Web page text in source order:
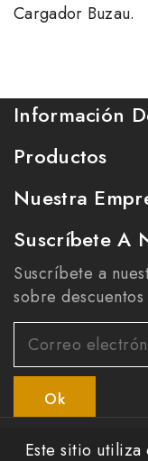
Cargador Buzau.
Información
Productos
Nuestra
Suscríbete A
Suscríbete a
sobre
Este sitio
© 2026 - Todos